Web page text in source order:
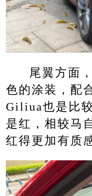
尾翼方面
色的涂装，配
Giliua也是比
是红，相较马
红得更加有质